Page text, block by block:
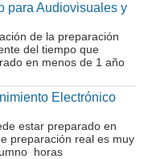
para Audiovisuales y
de la preparación
del tiempo que
en menos de 1 año
Electrónico
estar preparado en
preparación real es muy
horas